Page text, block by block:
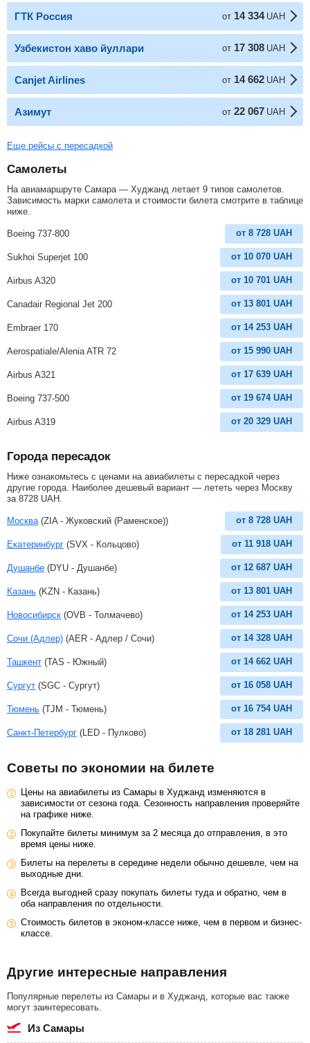
ГТК Россия от 14 334 UAH
Узбекистон хаво йуллари от 17 308 UAH
Canjet Airlines от 14 662 UAH
Азимут от 22 067 UAH
Еще рейсы с пересадкой
Самолеты
На авиамаршруте Самара — Худжанд летает 9 типов самолетов.
Зависимость марки самолета и стоимости билета смотрите в таблице
ниже.
Boeing 737-800 от 8 728 UAH
Sukhoi Superjet 100 от 10 070 UAH
Airbus A320 от 10 701 UAH
Canadair Regional Jet 200 от 13 801 UAH
Embraer 170 от 14 253 UAH
Aerospatiale/Alenia ATR 72 от 15 990 UAH
Airbus A321 от 17 639 UAH
Boeing 737-500 от 19 674 UAH
Airbus A319 от 20 329 UAH
Города пересадок
Ниже ознакомьтесь с ценами на авиабилеты с пересадкой через
другие города. Наиболее дешевый вариант — лететь через Москву
за 8728 UAH
Москва (ZIA - Жуковский (Раменское)) от 8 728 UAH
Екатеринбург (SVX - Кольцово) от 11 918 UAH
Душанбе (DYU - Душанбе) от 12 687 UAH
Казань (KZN - Казань) от 13 801 UAH
Новосибирск (OVB - Толмачево) от 14 253 UAH
Сочи (Адлер) (AER - Адлер / Сочи) от 14 328 UAH
Ташкент (TAS - Южный) от 14 662 UAH
Сургут (SGC - Сургут) от 16 058 UAH
Тюмень (TJM - Тюмень) от 16 754 UAH
Санкт-Петербург (LED - Пулково) от 18 281 UAH
Советы по экономии на билете
Цены на авиабилеты из Самары в Худжанд изменяются в
зависимости от сезона года. Сезонность направления проверяйте
на графике ниже.
Покупайте билеты минимум за 2 месяца до отправления, в это
время цены ниже.
Билеты на перелеты в середине недели обычно дешевле, чем на
выходные дни.
Всегда выгодней сразу покупать билеты туда и обратно, чем в
оба направления по отдельности.
Стоимость билетов в эконом-классе ниже, чем в первом и бизнес-
классе.
Другие интересные направления
Популярные перелеты из Самары и в Худжанд, которые вас также
могут заинтересовать.
из Самары